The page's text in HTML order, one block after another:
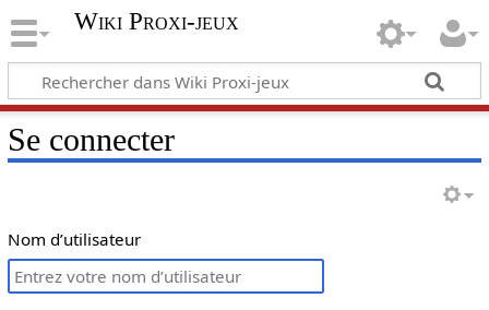
Wiki Proxi-jeux
Se connecter
Nom d’utilisateur